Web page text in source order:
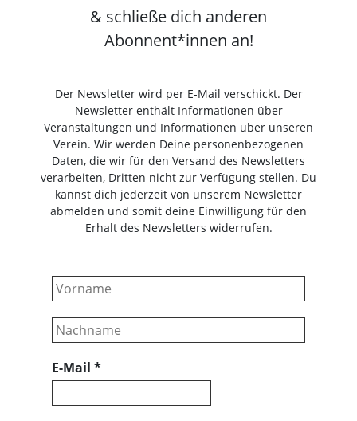
& schließe dich anderen
Abonnent*innen an!
Der Newsletter wird per E-Mail verschickt. Der
Newsletter enthält Informationen über
Veranstaltungen und Informationen über unseren
Verein. Wir werden Deine personenbezogenen
Daten, die wir für den Versand des Newsletters
verarbeiten, Dritten nicht zur Verfügung stellen. Du
kannst dich jederzeit von unserem Newsletter
abmelden und somit deine Einwilligung für den
Erhalt des Newsletters widerrufen.
E-Mail *